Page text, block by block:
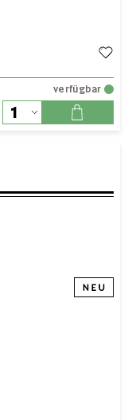
verfügbar